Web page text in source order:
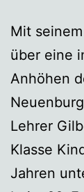
Mit
über eine
Anhöhen
Lehrer
Klasse
Jahren